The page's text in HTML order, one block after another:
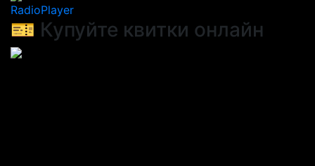
RadioPlayer
🎫 Купуйте квитки онлайн